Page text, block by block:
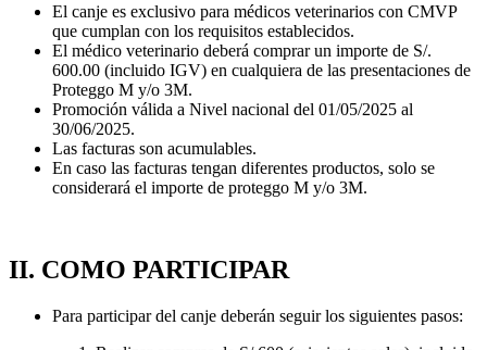
El canje es exclusivo para médicos veterinarios con CMVP
que cumplan con los requisitos establecidos.
El médico veterinario deberá comprar un importe de S/.
600.00 (incluido IGV) en cualquiera de las presentaciones de
Proteggo M y/o 3M.
Promoción válida a Nivel nacional del 01/05/2025 al
30/06/2025.
Las facturas son acumulables.
En caso las facturas tengan diferentes productos, solo se
considerará el importe de proteggo M y/o 3M.
II. COMO PARTICIPAR
Para participar del canje deberán seguir los siguientes pasos: